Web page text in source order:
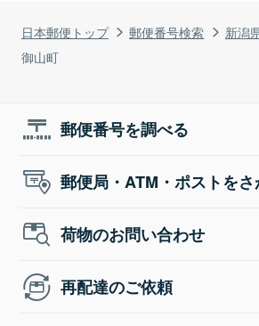
日本郵便トップ 郵便番号検索 新潟
御山町
郵便番号を調べる
郵便局・ATM・ポストを
荷物のお問い合わせ
再配達のご依頼